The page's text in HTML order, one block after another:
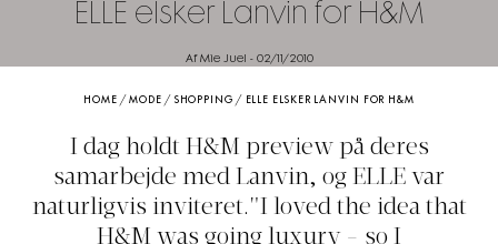
ELLE elsker Lanvin for H&M
Af Mie Juel - 02/11/2010
HOME /MODE / SHOPPING / ELLE ELSKER LANVIN FOR H&M
I dag holdt H&M preview på deres
samarbejde med Lanvin, og ELLE var
naturligvis inviteret."I loved the idea that
H&M was going luxury - so I